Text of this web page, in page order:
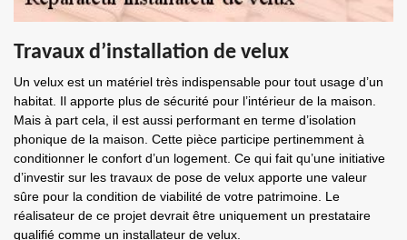
Travaux d’installation de velux
Un velux est un matériel très indispensable pour tout usage d’un
habitat. Il apporte plus de sécurité pour l’intérieur de la maison.
Mais à part cela, il est aussi performant en terme d’isolation
phonique de la maison. Cette pièce participe pertinemment à
conditionner le confort d’un logement. Ce qui fait qu’une initiative
d’investir sur les travaux de pose de velux apporte une valeur
sûre pour la condition de viabilité de votre patrimoine. Le
réalisateur de ce projet devrait être uniquement un prestataire
qualifié comme un installateur de velux.